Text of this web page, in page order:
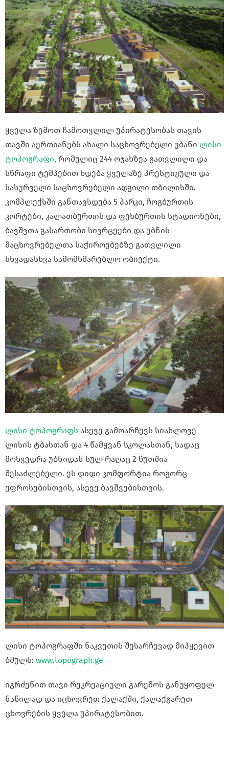
ყველა ზემოთ ჩამოთვლილ უპირატესობას თავის
თავში აერთიანებს ახალი საცხოვრებელი უბანი ლისი
ტოპოგრაფი, რომელიც 244 ოჯახზეა გათვლილი და
სწრაფი ტემპებით ხდება ყველაზე პრესტიჟული და
სასურველი საცხოვრებელი ადგილი თბილისში.
კომპლექსში განთავსდება 5 პარკი, ჩოგბურთის
კორტები, კალათბურთის და ფეხბურთის სტადიონები,
ბავშვთა გასართობი სივრცეები და უბნის
მაცხოვრებელთა საჭიროებებზე გათვლილი
სხვადასხვა სამომხმარებლო ობიექტი.
ლისი ტოპოგრაფს ასევე გამოარჩევს სიახლოვე
ლისის ტბასთან და 4 წამყვან სკოლასთან, სადაც
მოხვედრა უბნიდან სულ რაღაც 2 წუთშია
შესაძლებელი. ეს დიდი კომფორტია როგორც
უფროსებისთვის, ასევე ბავშვებისთვის.
ლისი ტოპოგრაფში ნაკვეთის შესარჩევად მიჰყევით
ბმულს: www.topograph.ge
იგრძენით თავი რეკრეაციული გარემოს განუყოფელ
ნაწილად და იცხოვრეთ ქალაქში, ქალაქგარეთ
ცხოვრების ყველა უპირატესობით.